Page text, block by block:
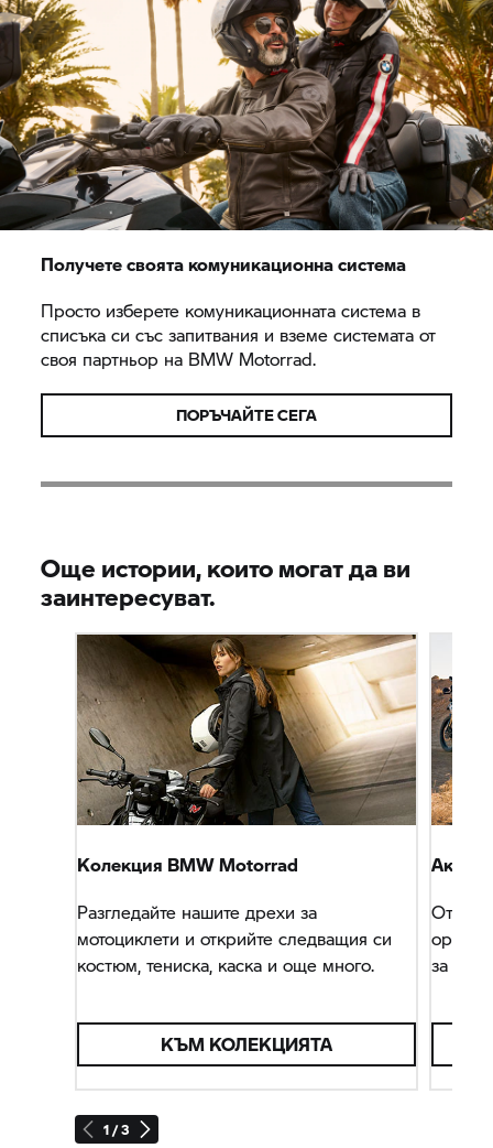
Получете своята комуникационна система
Просто изберете комуникационната система в
списъка си със запитвания и вземе системата от
своя партньор на BMW Motorrad.
ПОРЪЧАЙТЕ СЕГА
Още истории, които могат да ви
заинтересуват.
1 / 3
Колекция BMW Motorrad
Разгледайте нашите дрехи за
мотоциклети и открийте следващия си
костюм, тениска, каска и още много.
КЪМ КОЛЕКЦИЯТА
за